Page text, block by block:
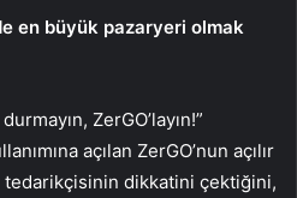
en büyük pazaryeri olmak
ZerGO’layın!”
açılan ZerGO’nun açılır
tedarikçisinin dikkatini çektiğini,